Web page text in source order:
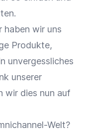
haben wir uns
Produkte,
unvergessliches
unserer
wir dies nun auf
Welt?